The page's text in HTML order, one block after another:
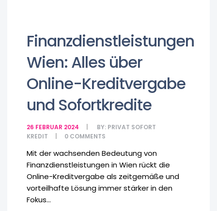
Finanzdienstleistungen
Wien: Alles über
Online-Kreditvergabe
und Sofortkredite
26 FEBRUAR 2024 BY: PRIVAT SOFORT
KREDIT
0 COMMENTS
Mit der wachsenden Bedeutung von
Finanzdienstleistungen in Wien rückt die
Online-Kreditvergabe als zeitgemäße und
vorteilhafte Lösung immer stärker in den
Fokus...